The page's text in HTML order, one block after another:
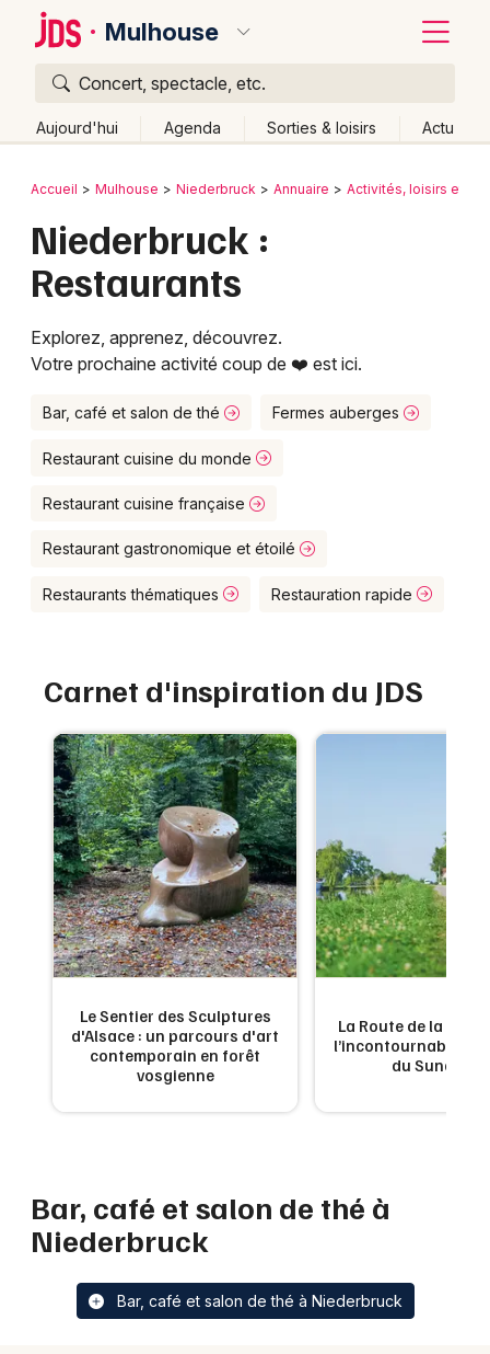
Mulhouse
Concert, spectacle, etc.
Aujourd'hui Agenda Sorties & loisirs Actu
Publier un événement
Grands événements
Activité & Expérience
Concerts
Soirées
Sorties famille
Expos
Sorties & loisirs
Restaurant dans le Haut-Rhin
Restaurant en Alsace
Restaurant dans le Grand Est
Newsletter des sorties
Artistes en tournée
Actus à Mulhouse
Bordeaux
Colmar
Lyon
Marseille
Mulhouse
Montpellier
Nantes
Nice
Strasbourg
Toutes les villes
Retour
Accueil Mulhouse Niederbruck Annuaire Activités, loisirs et
Niederbruck :
Restaurants
Explorez, apprenez, découvrez.
Votre prochaine activité coup de ❤️ est ici.
Bar, café et salon de thé Fermes auberges
Restaurant cuisine du monde
Restaurant cuisine française
Restaurant gastronomique et étoilé
Restaurants thématiques Restauration rapide
Carnet d'inspiration du JDS
Le Sentier des Sculptures
d'Alsace : un parcours d'art
contemporain en forêt
vosgienne
La Route de la
l’incontournable
du Sundgau
Bar, café et salon de thé à
Niederbruck
Bar, café et salon de thé à Niederbruck
Quoi ?
Où ?
Partout
Près de moi Changer de lieu
Quand ?
Aujourd'hui